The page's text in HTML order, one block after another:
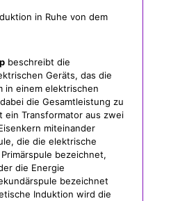
in Ruhe von dem
beschreibt die
Geräts, das die
in einem elektrischen
die Gesamtleistung zu
ein Transformator aus zwei
miteinander
die die elektrische
bezeichnet,
die Energie
bezeichnet
Induktion wird die